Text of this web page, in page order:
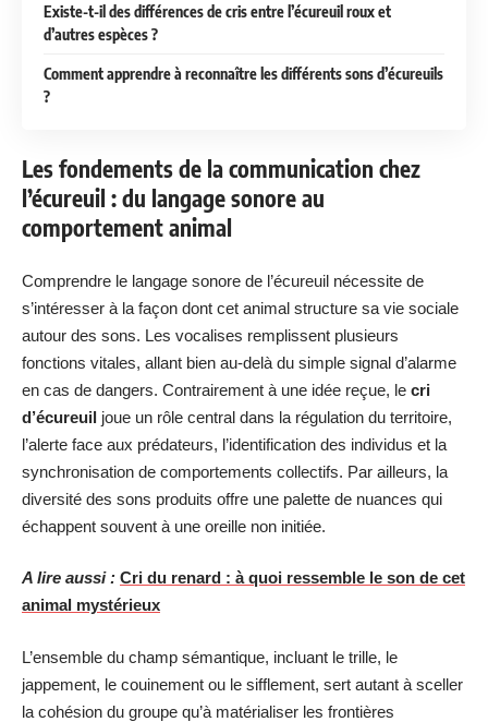
Existe-t-il des différences de cris entre l’écureuil roux et
d’autres espèces ?
Comment apprendre à reconnaître les différents sons d’écureuils
?
Les fondements de la communication chez
l’écureuil : du langage sonore au
comportement animal
Comprendre le langage sonore de l’écureuil nécessite de
s’intéresser à la façon dont cet animal structure sa vie sociale
autour des sons. Les vocalises remplissent plusieurs
fonctions vitales, allant bien au-delà du simple signal d’alarme
en cas de dangers. Contrairement à une idée reçue, le cri
d’écureuil joue un rôle central dans la régulation du territoire,
l’alerte face aux prédateurs, l’identification des individus et la
synchronisation de comportements collectifs. Par ailleurs, la
diversité des sons produits offre une palette de nuances qui
échappent souvent à une oreille non initiée.
A lire aussi : Cri du renard : à quoi ressemble le son de cet
animal mystérieux
L’ensemble du champ sémantique, incluant le trille, le
jappement, le couinement ou le sifflement, sert autant à sceller
la cohésion du groupe qu’à matérialiser les frontières